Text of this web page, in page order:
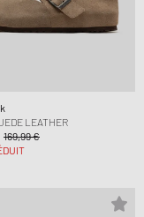
LEATHER
169,99 €